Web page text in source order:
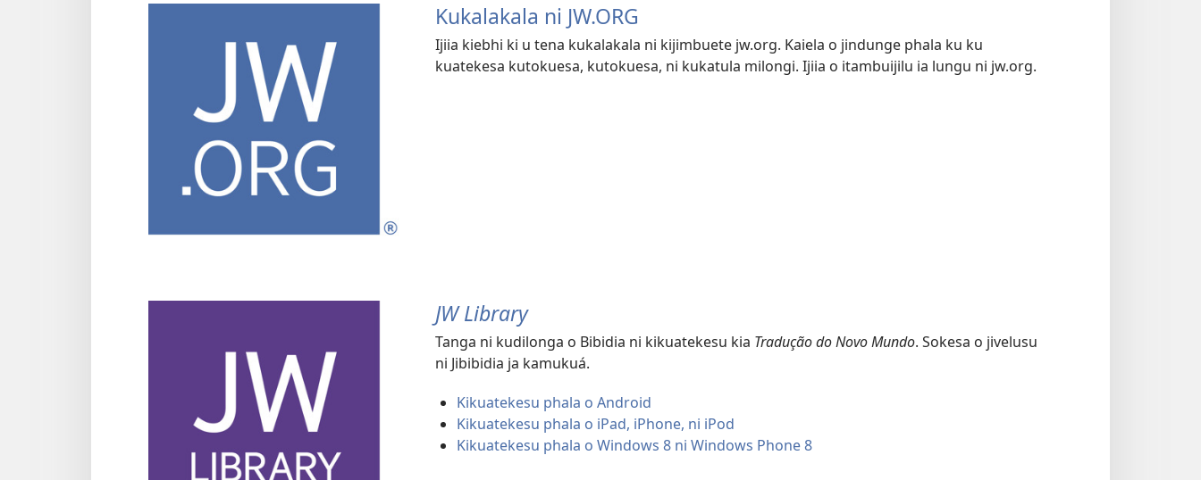
Kukalakala ni JW.ORG
Ijiia kiebhi ki u tena kukalakala ni kijimbuete jw.org. Kaiela o jindunge phala ku ku
kuatekesa kutokuesa, kutokuesa, ni kukatula milongi. Ijiia o itambuijilu ia lungu ni jw.org.
JW Library
Tanga ni kudilonga o Bibidia ni kikuatekesu kia Tradução do Novo Mundo. Sokesa o jivelusu
ni Jibibidia ja kamukuá.
Kikuatekesu phala o Android
Kikuatekesu phala o iPad, iPhone, ni iPod
Kikuatekesu phala o Windows 8 ni Windows Phone 8